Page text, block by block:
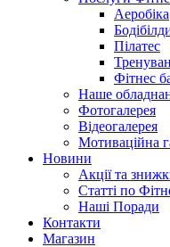
Аеробіка
Пілатес
Фітнес
Наше
Фотогалерея
Відеогалерея
Мотиваційна
Новини
Акції та
Статті по
Наші Поради
Контакти
Магазин